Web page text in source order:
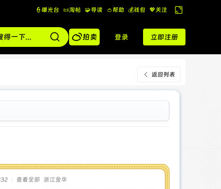
👮曝光台 📜淘帖 🧩导读 👛帮助 💰️钱包 💖关注
换
到
宽
版
拍卖 登录 立即注册
返回列表
查看全部 浙江金华